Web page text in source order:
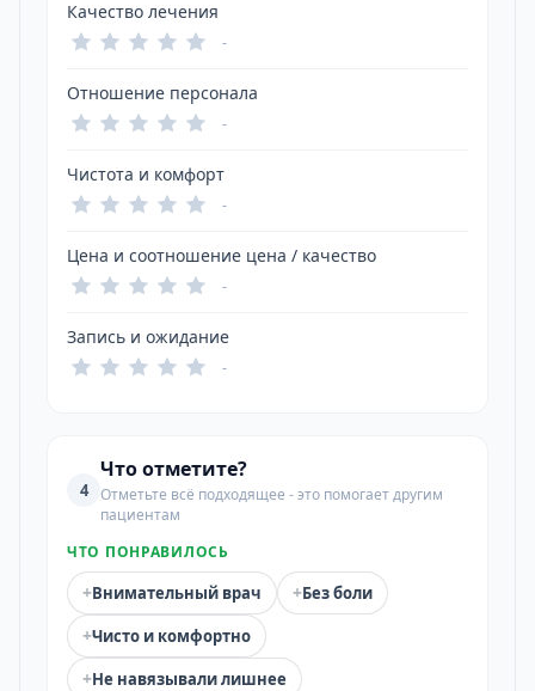
Качество лечения
-
Отношение персонала
-
Чистота и комфорт
-
Цена и соотношение цена / качество
-
Запись и ожидание
-
4
Что отметите?
Отметьте всё подходящее - это помогает другим
пациентам
ЧТО ПОНРАВИЛОСЬ
+Внимательный врач +Без боли
+Чисто и комфортно
+Не навязывали лишнее